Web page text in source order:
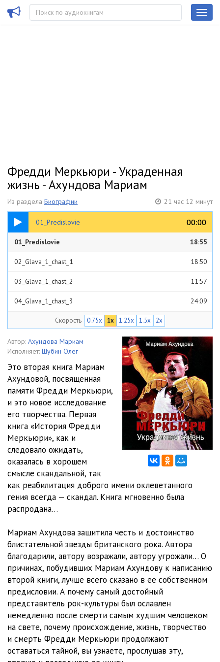
Фредди Меркьюри - Украденная
жизнь - Ахундова Мариам
Из раздела Биографии 21 час 12 минут
01_Predislovie 00:00
00:00
18:55
01_Predislovie 18:55
02_Glava_1_chast_1 18:50
03_Glava_1_chast_2 11:57
04_Glava_1_chast_3 24:09
05_Glava_2_chast_1
06_Glava_2_chast_2 30:55
08_Glava_3_chast_1 08:03
09_Glava_3_chast_2 42:51
010_Glava_3_chast_3 30:41
011_Glava_4_chast_1 30:43
012_Glava_4_chast_2
013_Glava_4_chast_3
014_Glava_5_chast_1
016_Glava_5_chast_3 37:08
017_Glava_5_chast_4 06:57
018_Glava_5_chast_5 32:25
019_Glava_5_chast_6
020_Glava_5_chast_7 25:52
021_Glava_5_chast_8
022_Glava_5_chast_9
Скорость 0.75x 1x 1.25x 1.5x 2x
Автор: Ахундова Мариам
Исполняет: Шубин Олег
Это вторая книга Мариам
Ахундовой, посвященная
памяти Фредди Меркьюри,
и это новое исследование
его творчества. Первая
книга «История Фредди
Меркьюри», как и
следовало ожидать,
оказалась в хорошем
смысле скандальной, так
как реабилитация доброго имени оклеветанного
гения всегда — скандал. Книга мгновенно была
распродана…
Мариам Ахундова защитила честь и достоинство
блистательной звезды британского рока. Автора
благодарили, автору возражали, автору угрожали… О
причинах, побудивших Мариам Ахундову к написанию
второй книги, лучше всего сказано в ее собственном
предисловии. А почему самый достойный
представитель рок-культуры был ославлен
немедленно после смерти самым худшим человеком
на свете, почему происхождение, жизнь, творчество
и смерть Фредди Меркьюри продолжают
оставаться тайной, вы узнаете, прослушав эту,